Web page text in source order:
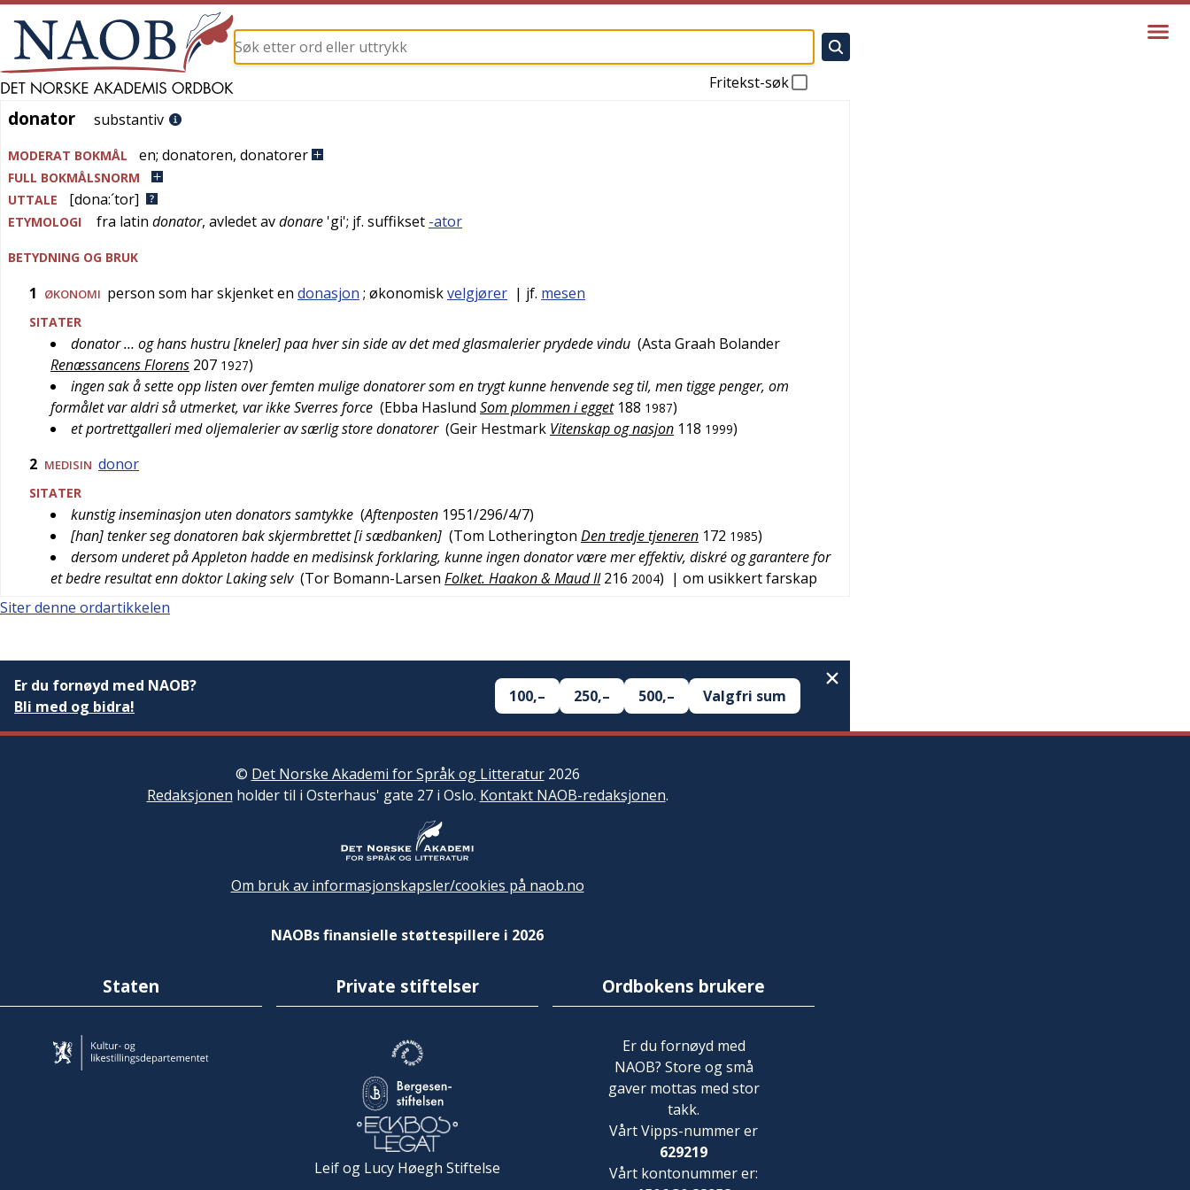
Fritekst-søk
donator
donator substantiv
MODERAT BOKMÅL en; donatoren, donatorer
FULL BOKMÅLSNORM
UTTALE
[dona:´tor]
ETYMOLOGI fra latin donator, avledet avdonare 'gi'; jf. suffikset -ator
BETYDNING OG BRUK
1 ØKONOMI person som har skjenket en donasjon ; økonomiskvelgjører | jf. mesen
SITATER
donator … og hans hustru [kneler] paa hver sin side av det med glasmalerier prydede vindu (Asta Graah Bolander
Renæssancens Florens 207 1927)
ingen sak å sette opp listen over femten mulige donatorer som en trygt kunne henvende seg til, men tigge penger, om
formålet var aldri så utmerket, var ikke Sverres force (Ebba Haslund Som plommen i egget 188 1987)
et portrettgalleri med oljemalerier av særlig store donatorer (Geir Hestmark Vitenskap og nasjon 118 1999)
2 MEDISIN donor
SITATER
kunstig inseminasjon uten donators samtykke (Aftenposten 1951/296/4/7)
[han] tenker seg donatoren bak skjermbrettet [i sædbanken] (Tom Lotherington Den tredje tjeneren 172 1985)
dersom underet på Appleton hadde en medisinsk forklaring, kunne ingen donator være mer effektiv, diskré og garantere for
et bedre resultat enn doktor Laking selv (Tor Bomann-Larsen Folket. Haakon & Maud II 216 2004) | om usikkert farskap
Siter denne ordartikkelen
Er du fornøyd med NAOB?
Bli med og bidra!
100,– 250,– 500,– Valgfri sum
© Det Norske Akademi for Språk og Litteratur2026
Redaksjonen holder til i Osterhaus' gate 27 i Oslo. Kontakt NAOB-redaksjonen.
Om bruk av informasjonskapsler/cookies på naob.no
NAOBs finansielle støttespillere i 2026
Staten Private stiftelser
Leif og Lucy Høegh Stiftelse
Ordbokens brukere
Er du fornøyd med
NAOB? Store og små
gaver mottas med stor
takk.
Vårt Vipps-nummer er
629219
Vårt kontonummer er: